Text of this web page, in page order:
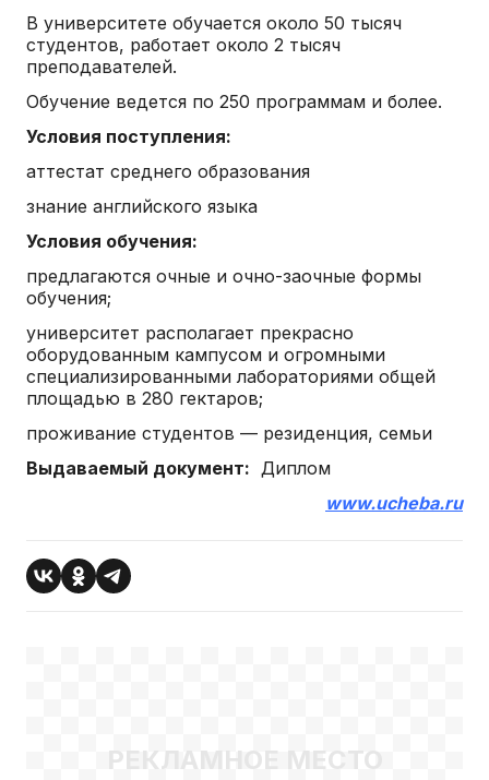
В университете обучается около 50 тысяч
студентов, работает около 2 тысяч
преподавателей.
Обучение ведется по 250 программам и более.
Условия поступления:
аттестат среднего образования
знание английского языка
Условия обучения:
предлагаются очные и очно-заочные формы
обучения;
университет располагает прекрасно
оборудованным кампусом и огромными
специализированными лабораториями общей
площадью в 280 гектаров;
проживание студентов — резиденция, семьи
Выдаваемый документ: Диплом
www.ucheba.ru
РЕКЛАМНОЕ МЕСТО